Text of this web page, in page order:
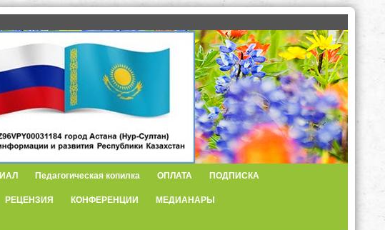
Педагогическая копилка ОПЛАТА ПОДПИСКА
РЕЦЕНЗИЯ КОНФЕРЕНЦИИ МЕДИАНАРЫ